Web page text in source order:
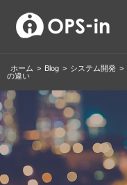
ホーム > Blog > システム開発 >
の違い